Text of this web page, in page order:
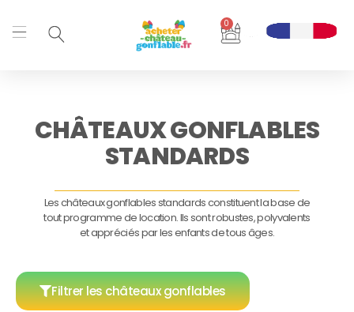
contenu
0
Panier
CHÂTEAUX GONFLABLES
STANDARDS
Les châteaux gonflables standards constituent la base de
tout programme de location. Ils sont robustes, polyvalents
et appréciés par les enfants de tous âges.
Filtrer les châteaux gonflables